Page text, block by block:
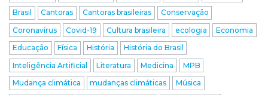
Brasil
Cantoras Cantoras brasileiras
Conservação
Coronavírus
Covid-19 Cultura brasileira ecologia
Economia
Educação
Física História
História do Brasil
Inteligência Artificial
Literatura Medicina
MPB
Mudança climática
mudanças climáticas
Música